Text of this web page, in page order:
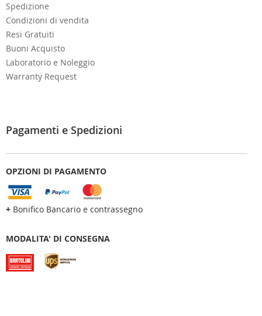
Spedizione
Condizioni di vendita
Resi Gratuiti
Buoni Acquisto
Laboratorio e Noleggio
Warranty Request
Pagamenti e Spedizioni
OPZIONI DI PAGAMENTO
+ Bonifico Bancario e contrassegno
MODALITA' DI CONSEGNA